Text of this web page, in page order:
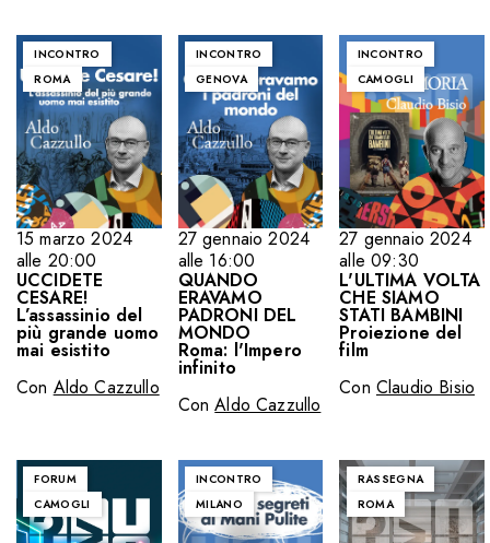
15 marzo 2024
alle 20:00
UCCIDETE
CESARE!
L’assassinio del
più grande uomo
mai esistito
INCONTRO
ROMA
Con Aldo Cazzullo
27 gennaio 2024
alle 16:00
QUANDO
ERAVAMO
PADRONI DEL
MONDO
Roma: l'Impero
infinito
INCONTRO
GENOVA
ConAldo Cazzullo
27 gennaio 2024
alle 09:30
L'ULTIMA VOLTA
CHE SIAMO
STATI BAMBINI
Proiezione del
film
INCONTRO
CAMOGLI
Con Claudio Bisio
FORUM
CAMOGLI
INCONTRO
MILANO
RASSEGNA
ROMA